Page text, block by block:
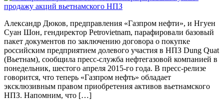
Александр Дюков, предправления «Газпром нефти», и Нгуен
Суан Шон, гендиректор Petrovietnam, парафировали базовый
пакет документов по заключению договора о покупке
российским предприятием долевого участия в НПЗ Dung Quat
(Вьетнам), сообщила пресс-служба нефтегазовой компанией в
понедельник, шестого апреля 2015-го года. В пресс-релизе
говорится, что теперь «Газпром нефть» обладает
эксклюзивным правом приобретения активов вьетнамского
НПЗ. Напомним, что […]